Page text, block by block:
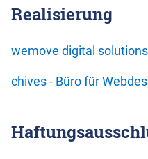
Realisierung
wemove digital
chives - Büro für